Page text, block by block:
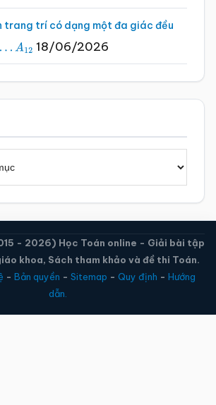
trang trí có dạng một đa giác đều
A 12 18/06/2026
- 2026) Học Toán online - Giải bài tập
khoa, Sách tham khảo và đề thi Toán.
- Bản quyền - Sitemap - Quy định - Hướng
dẫn.